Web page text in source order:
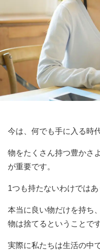
今は、何でも手に入る時
物をたくさん持つ豊かさ
が重要です。
1つも持たないわけではあ
本当に良い物だけを持ち
物は捨てるということです
実際に私たちは生活の中